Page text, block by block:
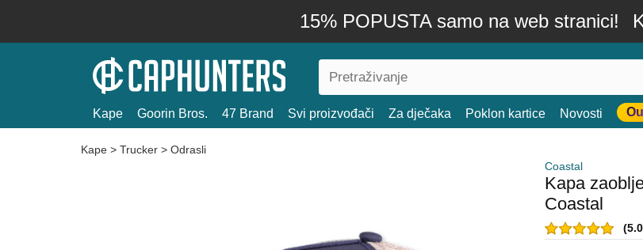
15% POPUSTA samo na web stranici!
Kape Goorin Bros. 47 Brand Svi proizvođači Za dječaka Poklon kartice Novosti
Kape > Trucker > Odrasli
Coastal
Kapa
Coastal